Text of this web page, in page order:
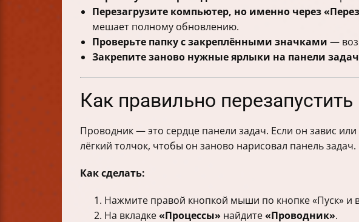
Перезагрузите компьютер, но именно через
мешает полному обновлению.
Проверьте папку с закреплёнными значками —
Закрепите заново нужные ярлыки на панели задач
Как правильно
Проводник — это сердце панели задач. Если он завис
лёгкий толчок, чтобы он заново нарисовал панель задач.
Как сделать:
Нажмите правой кнопкой мыши по кнопке «Пуск» и
На вкладке«Процессы» найдите«Проводник».